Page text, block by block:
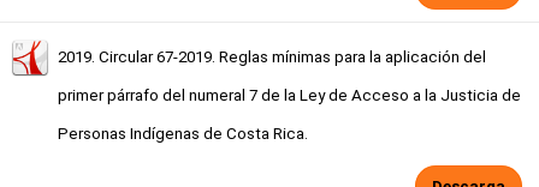
2019. Circular 67-2019. Reglas mínimas para la aplicación del
primer párrafo del numeral 7 de la Ley de Acceso a la Justicia de
Personas Indígenas de Costa Rica.